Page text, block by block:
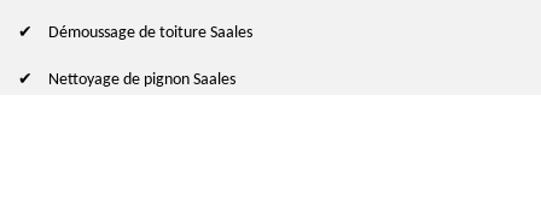
Démoussage de toiture Saales
Nettoyage de pignon Saales